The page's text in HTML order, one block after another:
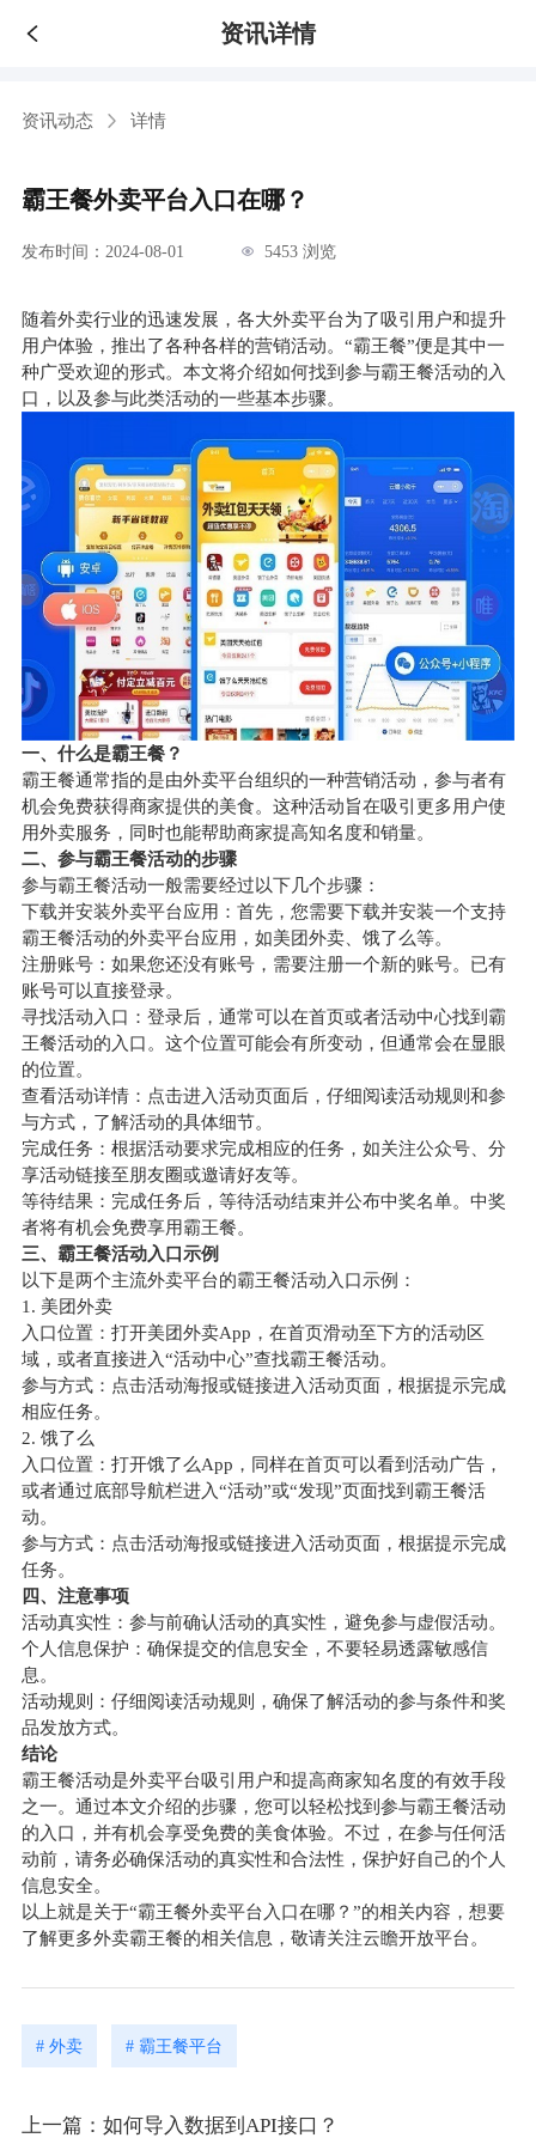
资讯详情
资讯动态 详情
霸王餐外卖平台入口在哪？
发布时间：2024-08-01 5453 浏览
随着外卖行业的迅速发展，各大外卖平台为了吸引用户和提升
用户体验，推出了各种各样的营销活动。“霸王餐”便是其中一
种广受欢迎的形式。本文将介绍如何找到参与霸王餐活动的入
口，以及参与此类活动的一些基本步骤。
一、什么是霸王餐？
霸王餐通常指的是由外卖平台组织的一种营销活动，参与者有
机会免费获得商家提供的美食。这种活动旨在吸引更多用户使
用外卖服务，同时也能帮助商家提高知名度和销量。
二、参与霸王餐活动的步骤
参与霸王餐活动一般需要经过以下几个步骤：
下载并安装外卖平台应用：首先，您需要下载并安装一个支持
霸王餐活动的外卖平台应用，如美团外卖、饿了么等。
注册账号：如果您还没有账号，需要注册一个新的账号。已有
账号可以直接登录。
寻找活动入口：登录后，通常可以在首页或者活动中心找到霸
王餐活动的入口。这个位置可能会有所变动，但通常会在显眼
的位置。
查看活动详情：点击进入活动页面后，仔细阅读活动规则和参
与方式，了解活动的具体细节。
完成任务：根据活动要求完成相应的任务，如关注公众号、分
享活动链接至朋友圈或邀请好友等。
等待结果：完成任务后，等待活动结束并公布中奖名单。中奖
者将有机会免费享用霸王餐。
三、霸王餐活动入口示例
以下是两个主流外卖平台的霸王餐活动入口示例：
1. 美团外卖
入口位置：打开美团外卖App，在首页滑动至下方的活动区
域，或者直接进入“活动中心”查找霸王餐活动。
参与方式：点击活动海报或链接进入活动页面，根据提示完成
相应任务。
2. 饿了么
入口位置：打开饿了么App，同样在首页可以看到活动广告，
或者通过底部导航栏进入“活动”或“发现”页面找到霸王餐活
动。
参与方式：点击活动海报或链接进入活动页面，根据提示完成
任务。
四、注意事项
活动真实性：参与前确认活动的真实性，避免参与虚假活动。
个人信息保护：确保提交的信息安全，不要轻易透露敏感信
息。
活动规则：仔细阅读活动规则，确保了解活动的参与条件和奖
品发放方式。
结论
霸王餐活动是外卖平台吸引用户和提高商家知名度的有效手段
之一。通过本文介绍的步骤，您可以轻松找到参与霸王餐活动
的入口，并有机会享受免费的美食体验。不过，在参与任何活
动前，请务必确保活动的真实性和合法性，保护好自己的个人
信息安全。
以上就是关于“霸王餐外卖平台入口在哪？”的相关内容，想要
了解更多外卖霸王餐的相关信息，敬请关注云瞻开放平台。
# 外卖 # 霸王餐平台
上一篇：如何导入数据到API接口？